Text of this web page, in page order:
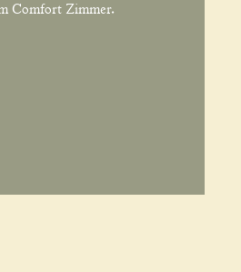
Comfort Zimmer.